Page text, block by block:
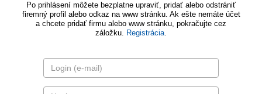
Po prihlásení môžete bezplatne upraviť, pridať alebo odstrániť
firemný profil alebo odkaz na www stránku. Ak ešte nemáte účet
a chcete pridať firmu alebo www stránku, pokračujte cez
záložku. Registrácia.